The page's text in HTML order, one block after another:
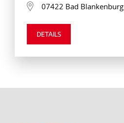
07422 Bad Blankenburg
DETAILS